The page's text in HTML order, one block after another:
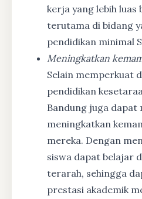
kerja yang lebih luas
terutama di bidang
pendidikan minimal
Meningkatkan
Selain memperkuat
pendidikan
Bandung juga dapat
meningkatkan
mereka. Dengan
siswa dapat belajar
terarah, sehingga
prestasi akademik